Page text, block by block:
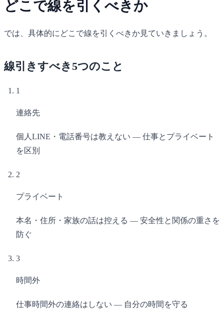
どこで線を引くべきか
では、具体的にどこで線を引くべきか見ていきましょう。
線引きすべき5つのこと
1
連絡先
個人LINE・電話番号は教えない — 仕事とプライベート
を区別
2
プライベート
本名・住所・家族の話は控える — 安全性と関係の重さを
防ぐ
3
時間外
仕事時間外の連絡はしない — 自分の時間を守る